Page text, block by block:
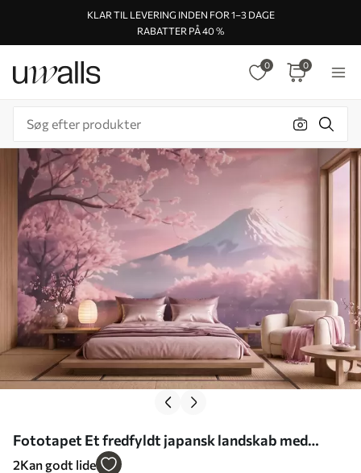
KLAR TIL LEVERING INDEN FOR 1–3 DAGE
RABATTER PÅ 40 %
0 0
Fototapet Et fredfyldt japansk landskab med
kirsebærblomster og en bjergsø ved solopgang Nr.
2Kan godt lide